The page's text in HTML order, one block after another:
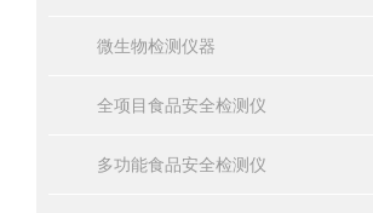
微生物检测仪器
全项目食品安全检测仪
多功能食品安全检测仪